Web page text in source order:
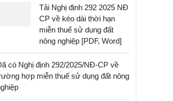
Tải Nghị định 292 2025 NĐ
CP về kéo dài thời hạn
miễn thuế sử dụng đất
nông nghiệp [PDF, Word]
có Nghị định 292/2025/NĐ-CP về
hợp miễn thuế sử dụng đất nông